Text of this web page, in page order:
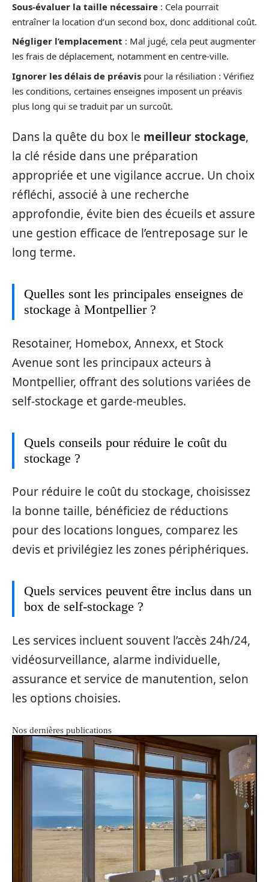
Sous-évaluer la taille nécessaire : Cela pourrait
entraîner la location d’un second box, donc additional coût.
Négliger l’emplacement : Mal jugé, cela peut augmenter
les frais de déplacement, notamment en centre-ville.
Ignorer les délais de préavis pour la résiliation : Vérifiez
les conditions, certaines enseignes imposent un préavis
plus long qui se traduit par un surcoût.
Dans la quête du box le meilleur stockage,
la clé réside dans une préparation
appropriée et une vigilance accrue. Un choix
réfléchi, associé à une recherche
approfondie, évite bien des écueils et assure
une gestion efficace de l’entreposage sur le
long terme.
Quelles sont les principales enseignes de
stockage à Montpellier ?
Resotainer, Homebox, Annexx, et Stock
Avenue sont les principaux acteurs à
Montpellier, offrant des solutions variées de
self-stockage et garde-meubles.
Quels conseils pour réduire le coût du
stockage ?
Pour réduire le coût du stockage, choisissez
la bonne taille, bénéficiez de réductions
pour des locations longues, comparez les
devis et privilégiez les zones périphériques.
Quels services peuvent être inclus dans un
box de self-stockage ?
Les services incluent souvent l’accès 24h/24,
vidéosurveillance, alarme individuelle,
assurance et service de manutention, selon
les options choisies.
Nos dernières publications